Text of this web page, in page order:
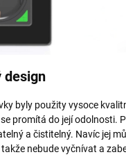
design
byly použity vysoce
promítá do její odolnosti.
a čistitelný. Navíc jej
nebude vyčnívat a